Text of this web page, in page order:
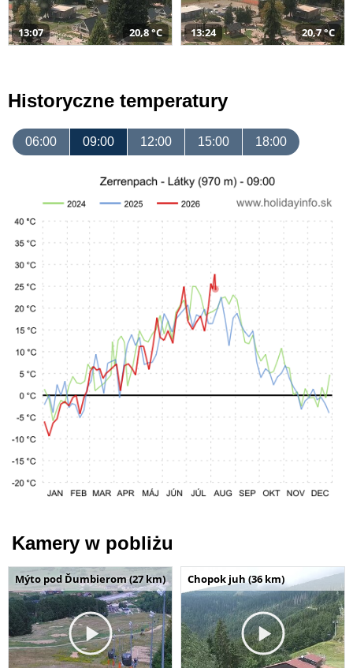
13:07 20,8 °C 13:24 20,7 °C
Historyczne temperatury
06:00 09:00 12:00 15:00 18:00
Kamery w pobliżu
Mýto pod Ďumbierom (27 km) Chopok juh (36 km)